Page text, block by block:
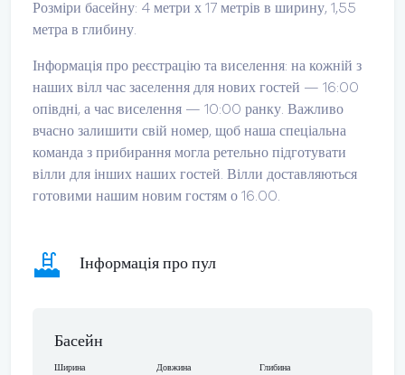
Розміри басейну: 4 метри х 17 метрів в ширину, 1,55
метра в глибину.
Інформація про реєстрацію та виселення: на кожній з
наших вілл час заселення для нових гостей — 16:00
опівдні, а час виселення — 10:00 ранку. Важливо
вчасно залишити свій номер, щоб наша спеціальна
команда з прибирання могла ретельно підготувати
вілли для інших наших гостей. Вілли доставляються
готовими нашим новим гостям о 16.00.
Інформація про пул
Басейн
Ширина Довжина Глибина